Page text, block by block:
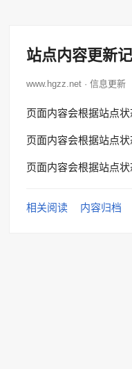
站点内容更新
www.hgzz.net · 信息更新
页面内容会根据站点
页面内容会根据站点
页面内容会根据站点
相关阅读 内容归档